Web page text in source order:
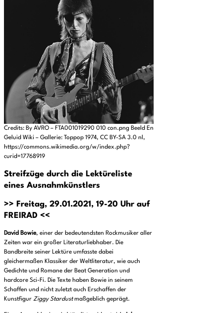
Credits: By AVRO – FTA001019290 010 con.png Beeld En
Geluid Wiki – Gallerie: Toppop 1974, CC BY-SA 3.0 nl,
https://commons.wikimedia.org/w/index.php?
curid=17768919
Streifzüge durch die Lektüreliste
eines Ausnahmkünstlers
>> Freitag, 29.01.2021, 19-20 Uhr auf
FREIRAD <<
David Bowie, einer der bedeutendsten Rockmusiker aller
Zeiten war ein großer Literaturliebhaber. Die
Bandbreite seiner Lektüre umfasste dabei
gleichermaßen Klassiker der Weltliteratur, wie auch
Gedichte und Romane der Beat Generation und
hardcore Sci-Fi. Die Texte haben Bowie in seinem
Schaffen und nicht zuletzt auch Erschaffen der
Kunstfigur Ziggy Stardustmaßgeblich geprägt.